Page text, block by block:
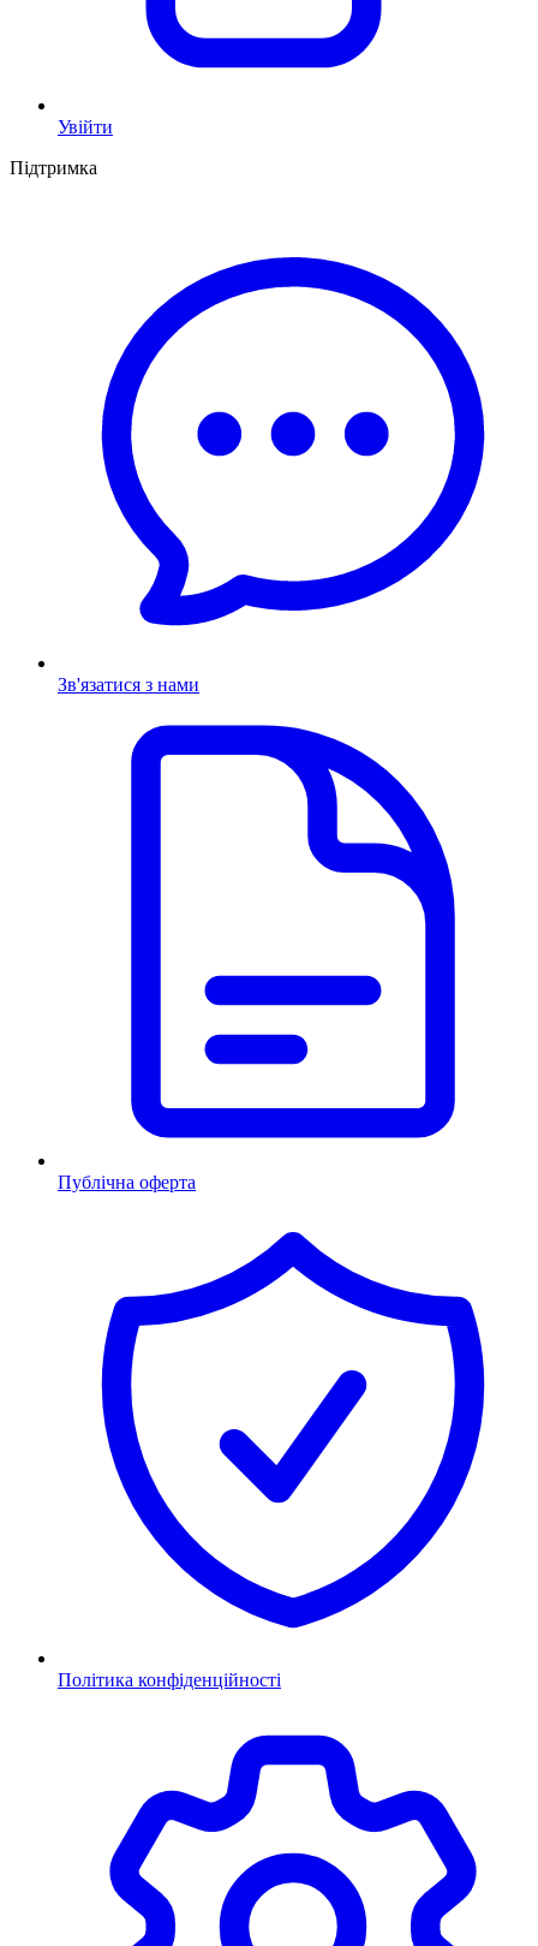
Увійти
Підтримка
Зв'язатися з нами
Публічна оферта
Політика конфіденційності